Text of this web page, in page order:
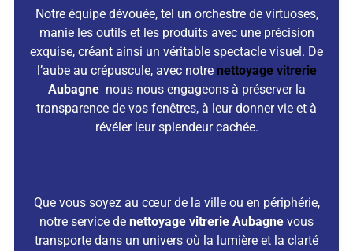
Notre équipe dévouée, tel un orchestre de virtuoses,
manie les outils et les produits avec une précision
exquise, créant ainsi un véritable spectacle visuel. De
l’aube au crépuscule, avec notre nettoyage vitrerie
Aubagne nous nous engageons à préserver la
transparence de vos fenêtres, à leur donner vie et à
révéler leur splendeur cachée.
Que vous soyez au cœur de la ville ou en périphérie,
notre service de nettoyage vitrerie Aubagne vous
transporte dans un univers où la lumière et la clarté